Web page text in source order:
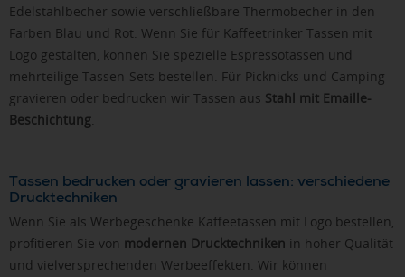
Edelstahlbecher sowie verschließbare Thermobecher in den
Farben Blau und Rot. Wenn Sie für Kaffeetrinker Tassen mit
Logo gestalten, können Sie spezielle Espressotassen und
mehrteilige Tassen-Sets bestellen. Für Picknicks und Camping
gravieren oder bedrucken wir Tassen aus Stahl mit Emaille-
Beschichtung.
Tassen bedrucken oder gravieren lassen: verschiedene
Drucktechniken
Wenn Sie als Werbegeschenke Kaffeetassen mit Logo bestellen,
profitieren Sie von modernen Drucktechniken in hoher Qualität
und vielversprechenden Werbeeffekten. Wir können